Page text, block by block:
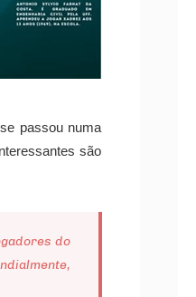
passou numa
são
do